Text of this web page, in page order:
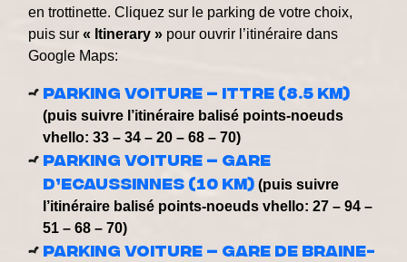
en trottinette. Cliquez sur le parking de votre choix,
puis sur« Itinerary » pour ouvrir l’itinéraire dans
Google Maps:
Parking voiture – Ittre (8.5 km)
(puis suivre l’itinéraire balisé points-noeuds
vhello: 33 – 34 – 20 – 68 – 70)
Parking voiture – Gare
d’Ecaussinnes (10 km)(puis suivre
l’itinéraire balisé points-noeuds vhello: 27 – 94 –
51 – 68 – 70)
Parking voiture – Gare de Braine-